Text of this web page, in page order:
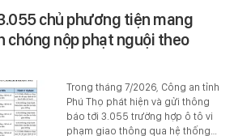
chủ phương tiện mang
chóng nộp phạt nguội theo
Trong tháng 7/2026, Công an tỉnh
Phú Thọ phát hiện và gửi thông
báo tới 3.055 trường hợp ô tô vi
phạm giao thông qua hệ thống…